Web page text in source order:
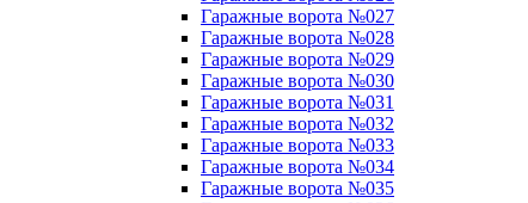
Гаражные ворота №027
Гаражные ворота №028
Гаражные ворота №029
Гаражные ворота №030
Гаражные ворота №031
Гаражные ворота №032
Гаражные ворота №033
Гаражные ворота №034
Гаражные ворота №035